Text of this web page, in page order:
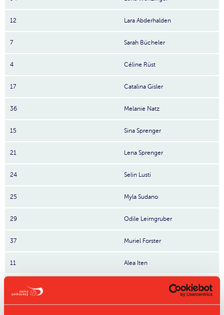
12 Lara Abderhalden
7 Sarah Bücheler
4 Céline Rüst
17 Catalina Gisler
36 Melanie Natz
15 Sina Sprenger
21 Lena Sprenger
24 Selin Lusti
25 Myla Sudano
29 Odile Leimgruber
37 Muriel Forster
11 Alea Iten
Nova Lovis Brändle
Nr: Nummer